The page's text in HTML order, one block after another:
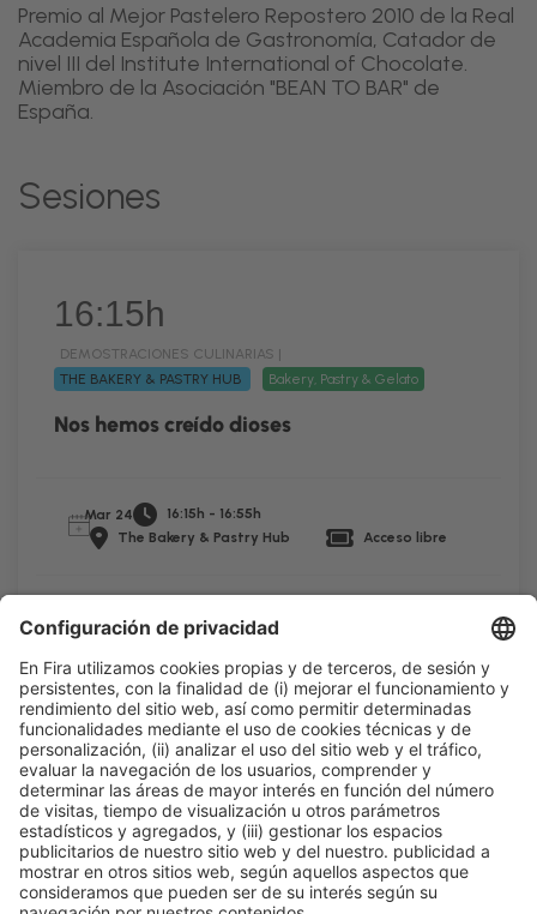
Premio al Mejor Pastelero Repostero 2010 de la Real
Academia Española de Gastronomía, Catador de
nivel III del Institute International of Chocolate.
Miembro de la Asociación "BEAN TO BAR" de
España.
Sesiones
16:15h
DEMOSTRACIONES CULINARIAS |
THE BAKERY & PASTRY HUB
Bakery, Pastry & Gelato
Nos hemos creído dioses
Mar 24
16:15h - 16:55h
The Bakery & Pastry Hub
Acceso libre